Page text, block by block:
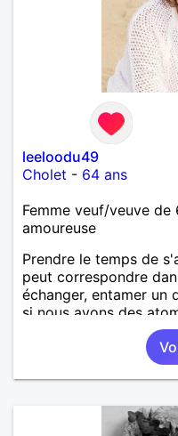
leeloodu49
Cholet - 64 ans
Femme veuf/veuve
amoureuse
Prendre le temps de
peut correspondre
échanger, entamer un
si nous avons des
mettrons en place